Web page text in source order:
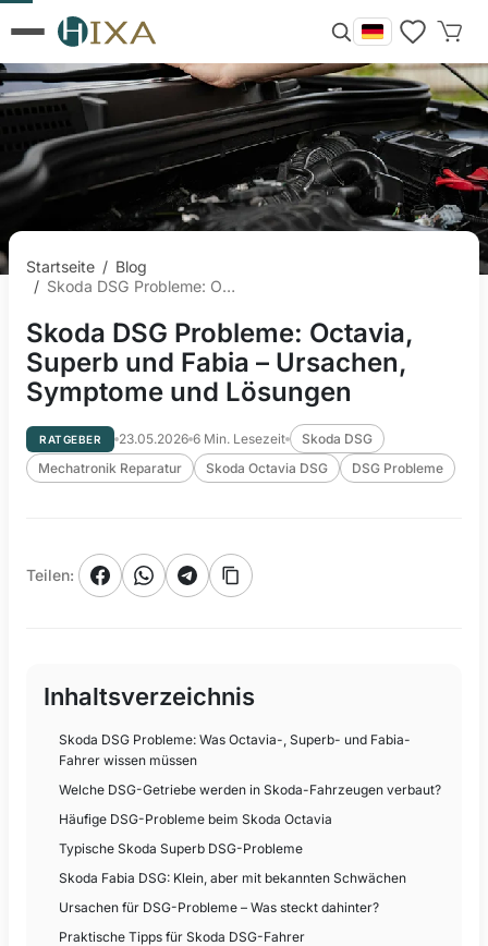
Startseite / Blog
/
Skoda DSG Probleme: Octavia, Superb und Fabia – Ursachen, Symptome und Lösungen
Skoda DSG Probleme: Octavia,
Superb und Fabia – Ursachen,
Symptome und Lösungen
RATGEBER 23.05.2026 6 Min. Lesezeit
Skoda DSG
Mechatronik Reparatur
Skoda Octavia DSG DSG Probleme
Teilen:
Inhaltsverzeichnis
Skoda DSG Probleme: Was Octavia-, Superb- und Fabia-
Fahrer wissen müssen
Welche DSG-Getriebe werden in Skoda-Fahrzeugen verbaut?
Häufige DSG-Probleme beim Skoda Octavia
Typische Skoda Superb DSG-Probleme
Skoda Fabia DSG: Klein, aber mit bekannten Schwächen
Ursachen für DSG-Probleme – Was steckt dahinter?
Praktische Tipps für Skoda DSG-Fahrer